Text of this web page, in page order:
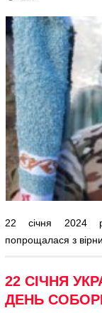
22 січня 2024
попрощалася з
22 СІЧНЯ
ДЕНЬ